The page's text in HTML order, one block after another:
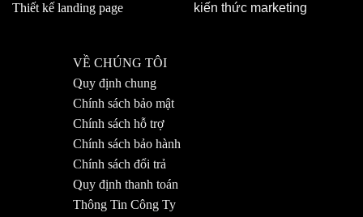
Thiết kế landing page
kiến thức marketing
VỀ CHÚNG TÔI
Quy định chung
Chính sách bảo mật
Chính sách hỗ trợ
Chính sách bảo hành
Chính sách đổi trả
Quy định thanh toán
Thông Tin Công Ty